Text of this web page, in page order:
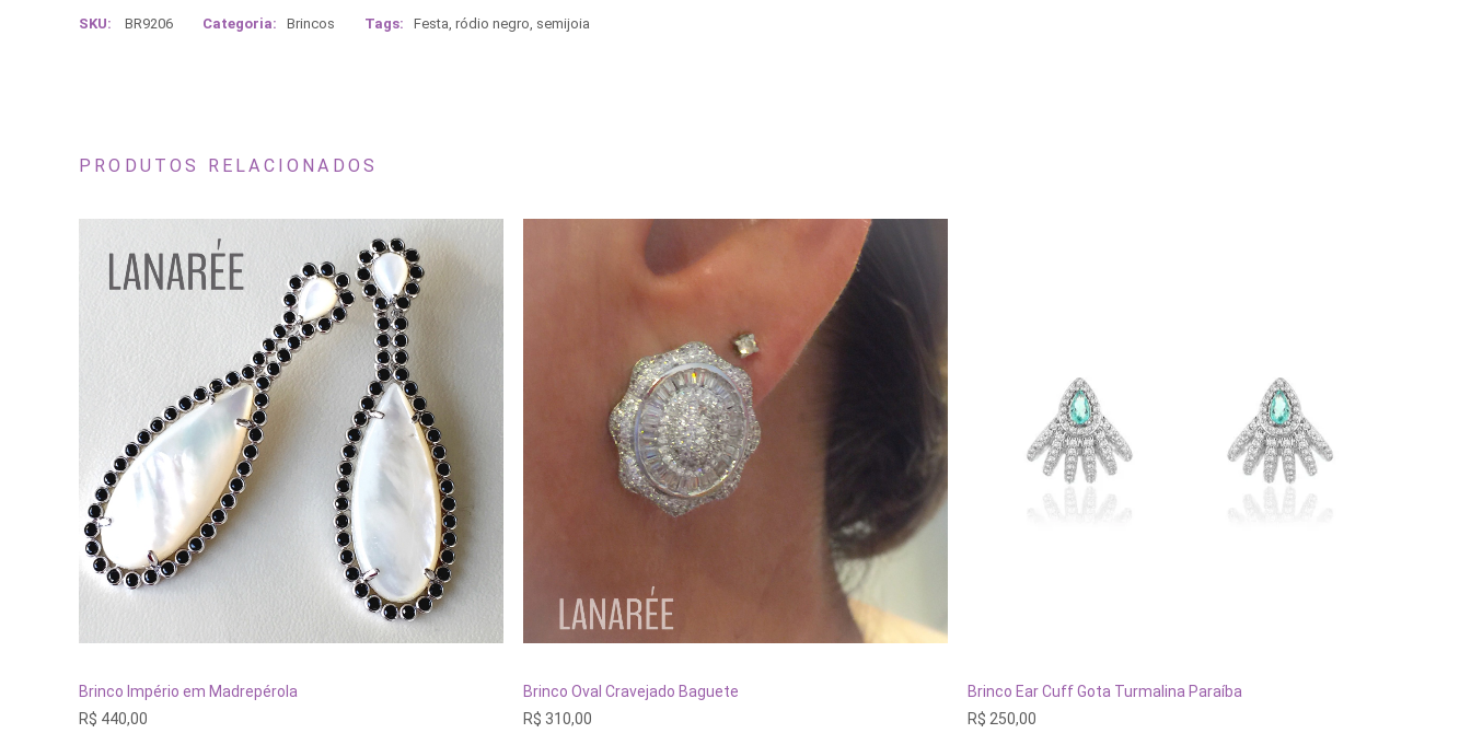
SKU: BR9206 Categoria: Brincos Tags: Festa, ródio negro, semijoia
PRODUTOS RELACIONADOS
ADICIONAR AO CARRINHO
Brinco Império em Madrepérola
R$ 440,00
ADICIONAR AO CARRINHO
Brinco Oval Cravejado Baguete
R$ 310,00
ADICIONAR AO CARRINHO
Brinco Ear Cuff Gota Turmalina Paraíba
R$ 250,00